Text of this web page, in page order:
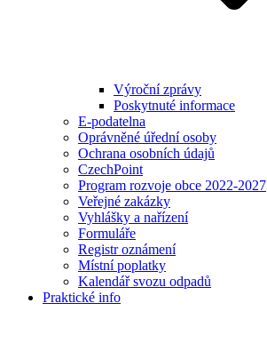
Výroční zprávy
Poskytnuté informace
E-podatelna
Oprávněné úřední osoby
Ochrana osobních údajů
CzechPoint
Program rozvoje obce 2022-2027
Veřejné zakázky
Vyhlášky a nařízení
Formuláře
Registr oznámení
Místní poplatky
Kalendář svozu odpadů
Praktické info